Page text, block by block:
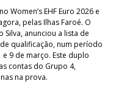
Women’s EHF Euro 2026 e
pelas Ilhas Faroé. O
Silva, anunciou a lista de
qualificação, num período
9 de março. Este duplo
contas do Grupo 4,
na prova.